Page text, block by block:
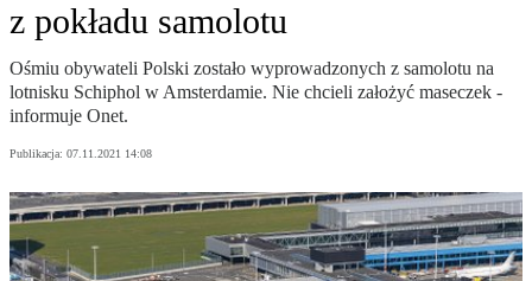
z pokładu samolotu
Ośmiu obywateli Polski zostało wyprowadzonych z samolotu na
lotnisku Schiphol w Amsterdamie. Nie chcieli założyć maseczek -
informuje Onet.
Publikacja: 07.11.2021 14:08